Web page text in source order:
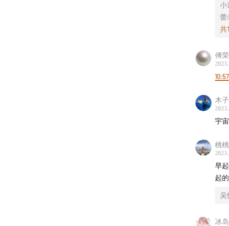
从 11
当周抽
一
加入我们
声动早
在四个
细的职
Mengyi
幕后制作
小
蕾
共
傅
10:57
木
宇
桃
早
起
吴
冰